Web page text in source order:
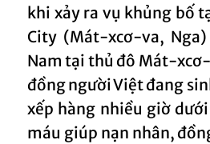
khi xảy ra vụ khủng bố
City (Mát-xcơ-va,
Nam tại thủ đô Mát-
đồng người Việt đang
xếp hàng nhiều giờ
máu giúp nạn nhân,